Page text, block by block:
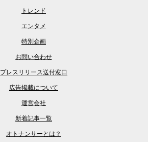
トレンド
エンタメ
特別企画
お問い合わせ
プレスリリース送付窓口
広告掲載について
運営会社
新着記事一覧
オトナンサーとは？